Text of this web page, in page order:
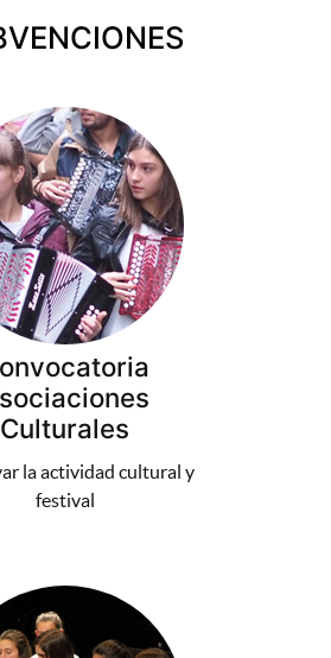
Culturales
la actividad cultural y
festival